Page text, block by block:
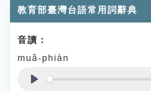
教育部臺灣台語常用詞辭典
音讀：
muâ-phiàn